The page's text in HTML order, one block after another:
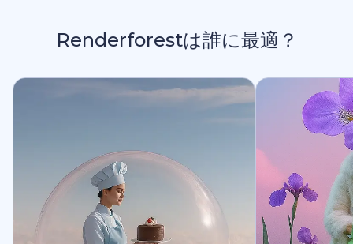
Renderforestは誰に最適？